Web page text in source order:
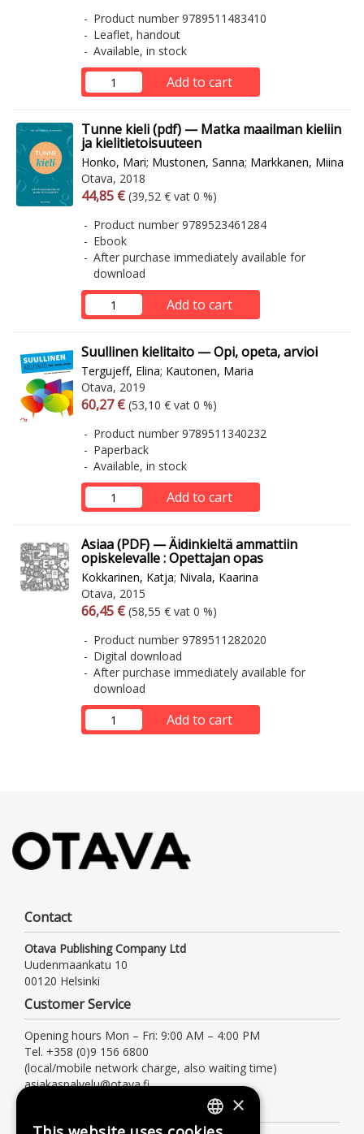
Product number 9789511483410
Leaflet, handout
Available, in stock
Add to cart
Tunne kieli (pdf) — Matka maailman kieliin
ja kielitietoisuuteen
Honko, Mari; Mustonen, Sanna; Markkanen, Miina
Otava, 2018
Arvonlisäverollinen hinta
44,85 € Excl. vat
(39,52 € vat 0 %)
Product number 9789523461284
Ebook
After purchase immediately available for
download
Add to cart
Suullinen kielitaito — Opi, opeta, arvioi
Tergujeff, Elina; Kautonen, Maria
Otava, 2019
Arvonlisäverollinen hinta
60,27 € Excl. vat
(53,10 € vat 0 %)
Product number 9789511340232
Paperback
Available, in stock
Add to cart
Asiaa (PDF) — Äidinkieltä ammattiin
opiskelevalle : Opettajan opas
Kokkarinen, Katja; Nivala, Kaarina
Otava, 2015
Arvonlisäverollinen hinta
66,45 € Excl. vat
(58,55 € vat 0 %)
Product number 9789511282020
Digital download
After purchase immediately available for
download
Add to cart
Contact
Otava Publishing Company Ltd
Uudenmaankatu 10
00120 Helsinki
Customer Service
Opening hours Mon – Fri: 9:00 AM – 4:00 PM
Tel. +358 (0)9 156 6800
(local/mobile network charge, also waiting time)
asiakaspalvelu@otava.fi
×